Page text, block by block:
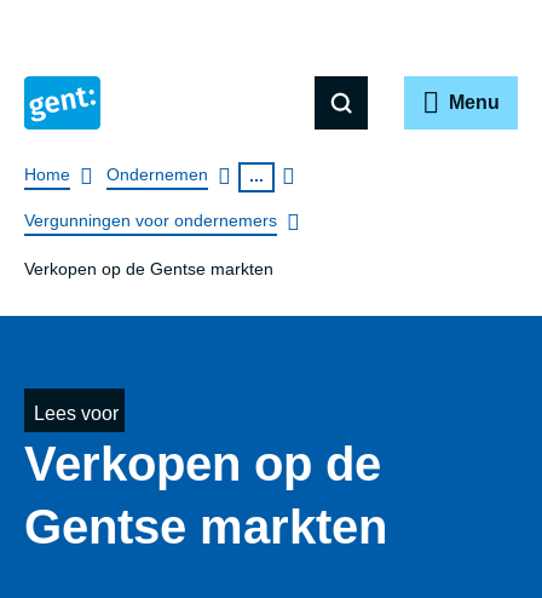
Menu
Breadcrumb
Home Ondernemen ...
Vergunningen voor ondernemers
Verkopen op de Gentse markten
Lees voor
Verkopen op de
Gentse markten